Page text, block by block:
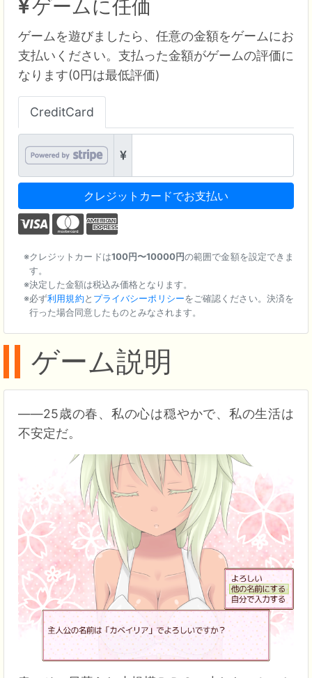
ゲームに任価
ゲームを遊びましたら、任意の金額をゲームにお
支払いください。支払った金額がゲームの評価に
なります(0円は最低評価)
CreditCard
クレジットカードでお支払い
クレジットカードは100円〜10000円の範囲で金額を設定できま
す。
決定した金額は税込み価格となります。
必ず利用規約と プライバシーポリシーをご確認ください。決済を
行った場合同意したものとみなされます。
ゲーム説明
――25歳の春、私の心は穏やかで、私の生活は
不安定だ。